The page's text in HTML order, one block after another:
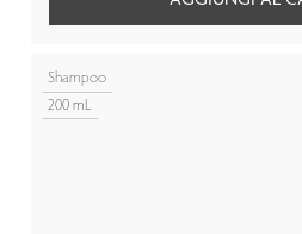
Shampoo
200 mL